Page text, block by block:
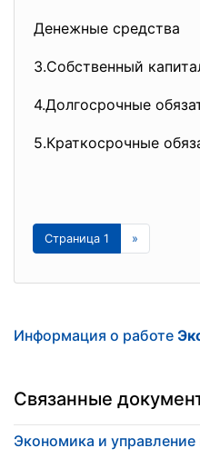
Денежные средства
3.Собственный
4.Долгосрочные
5.Краткосрочные
Страница 1 »
Информация о работе
Связанные
Экономика и